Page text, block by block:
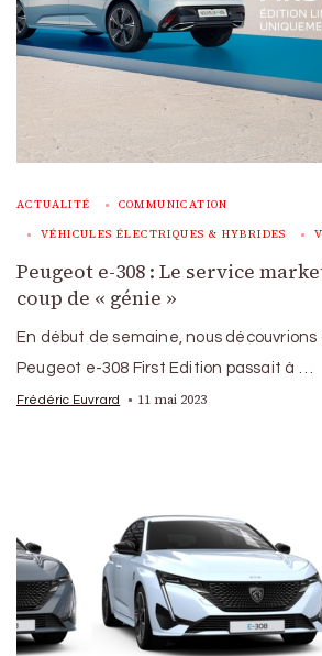
ACTUALITÉ COMMUNICATION
VÉHICULES ÉLECTRIQUES & HYBRIDES
Peugeot e-308 : Le service
coup de « génie »
En début de semaine, nous découvrions
Peugeot e-308 First Edition passait à …
Frédéric Euvrard 11 mai 2023